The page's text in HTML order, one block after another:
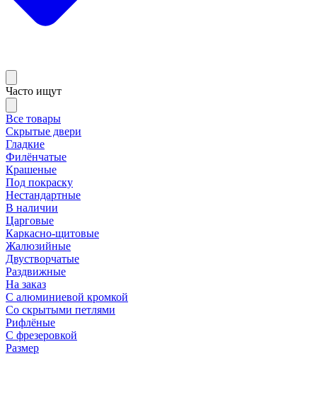
Часто ищут
Все товары
Скрытые двери
Гладкие
Филёнчатые
Крашеные
Под покраску
Нестандартные
В наличии
Царговые
Каркасно-щитовые
Жалюзийные
Двустворчатые
Раздвижные
На заказ
С алюминиевой кромкой
Со скрытыми петлями
Рифлёные
С фрезеровкой
Размер